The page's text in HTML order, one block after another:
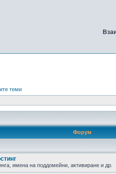
теми
Форум
имена на поддомейни, активиране и др.